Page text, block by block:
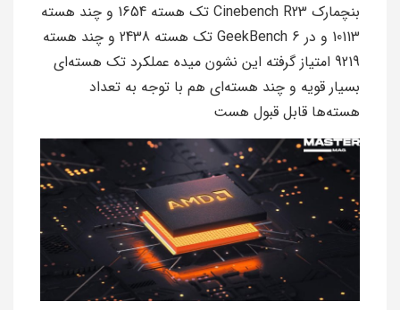
بنچمارک Cinebench R23 تک هسته 1654 و چند هسته
10113 و در GeekBench 6 تک هسته 2438 و چند هسته
9219 امتیاز گرفته این نشون میده عملکرد تک هسته‌ای
بسیار قویه و چند هسته‌ای هم با توجه به تعداد
هسته‌ها قابل قبول هست